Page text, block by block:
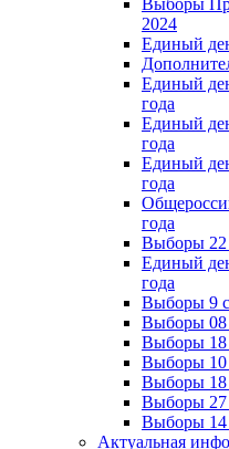
Выборы
2024
Единый
Единый
года
Единый
года
Единый
года
года
Выборы 22
Единый
года
Выборы 9
Выборы 08
Выборы 18
Выборы 10
Выборы 18
Выборы 27
Выборы 14
Актуальная